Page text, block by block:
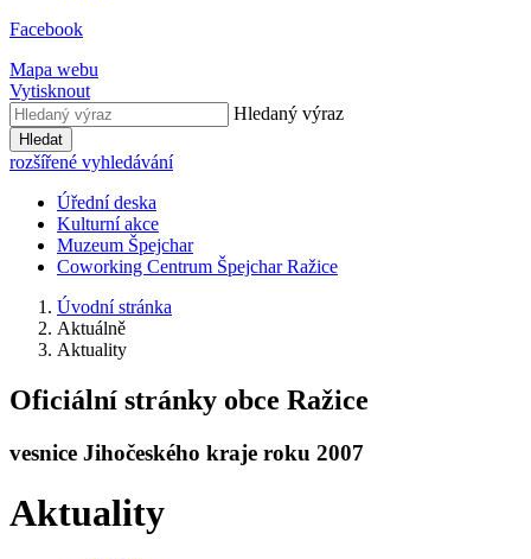
Facebook
Mapa webu
Vytisknout
Hledaný výraz
Hledat
rozšířené vyhledávání
Úřední deska
Kulturní akce
Muzeum Špejchar
Coworking Centrum Špejchar Ražice
Úvodní stránka
Aktuálně
Aktuality
Oficiální stránky obce Ražice
vesnice Jihočeského kraje roku 2007
Aktuality